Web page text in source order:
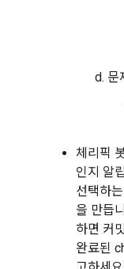
문
체리픽
인지 알
선택하
을 만듭
하면 커
완료된